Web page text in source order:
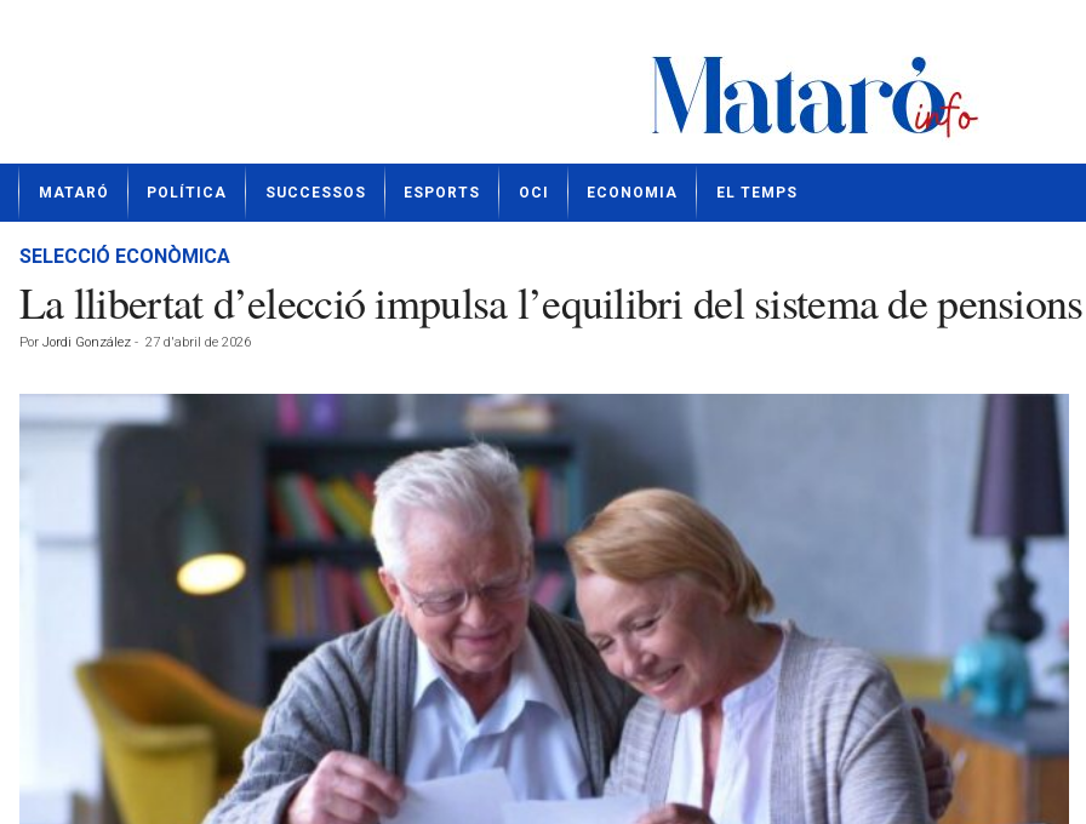
t
MATARÓ POLÍTICA SUCCESSOS ESPORTS OCI ECONOMIA EL TEMPS
SELECCIÓ ECONÒMICA
La llibertat d’elecció impulsa l’equilibri del sistema de pensions
Por Jordi González - 27 d'abril de 2026